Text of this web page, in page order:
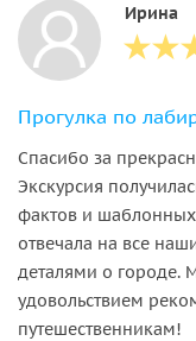
Ирина
Прогулка по
Спасибо за
Экскурсия
фактов и шаблонных
отвечала на все
деталями о городе.
удовольствием
путешественникам!